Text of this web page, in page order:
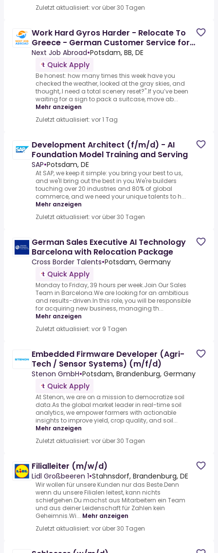
Zuletzt aktualisiert: vor über 30 Tagen
Work Hard Gyros Harder - Relocate To
Greece - German Customer Service for
Dyson
Next Job Abroad•Potsdam, BB, DE
Quick Apply
Be honest: how many times this week have you
checked the weather, looked at the gray skies, and
thought,.I need a total scenery reset?".If you’ve been
waiting for a sign to pack a suitcase, move ab...
Mehr anzeigen
Zuletzt aktualisiert: vor 1 Tag
Development Architect (f/m/d) - AI
Foundation Model Training and Serving
SAP•Potsdam, DE
At SAP, we keep it simple: you bring your best to us,
and we'll bring out the best in you.We're builders
touching over 20 industries and 80% of global
commerce, and we need your unique talents to h...
Mehr anzeigen
Zuletzt aktualisiert: vor über 30 Tagen
German Sales Executive AI Technology
Barcelona with Relocation Package
Cross Border Talents•Potsdam, Germany
Quick Apply
Monday to Friday, 39 hours per week.Join Our Sales
Team in Barcelona.We are looking for an ambitious
and results-driven.In this role, you will be responsible
for acquiring new business, managing th...
Mehr anzeigen
Zuletzt aktualisiert: vor 9 Tagen
Embedded Firmware Developer (Agri-
Tech / Sensor Systems) (m/f/d)
Stenon GmbH•Potsdam, Brandenburg, Germany
Quick Apply
At Stenon, we are on a mission to democratize soil
data.As the global market leader in real-time soil
analytics, we empower farmers with actionable
insights to improve yield, crop quality, and soil...
Mehr anzeigen
Zuletzt aktualisiert: vor über 30 Tagen
Filialleiter (m/w/d)
Lidl Großbeeren 1•Stahnsdorf, Brandenburg, DE
Wir wollen für unsere Kunden nur das Beste.Denn
wenn du unsere Filialen leitest, kann nichts
schiefgehen.Du machst aus Mitarbeitern ein Team
und aus deiner Leidenschaft für Zahlen kein
Geheimnis.Wi... Mehr anzeigen
Zuletzt aktualisiert: vor über 30 Tagen